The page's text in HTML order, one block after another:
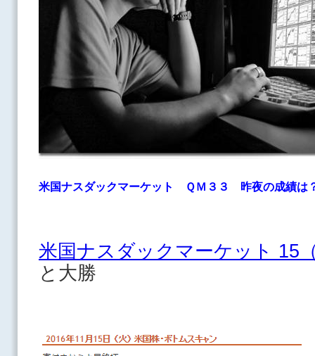
米国ナスダックマーケット ＱＭ３３ 昨夜の成績は
米国ナスダックマーケット 15
と大勝